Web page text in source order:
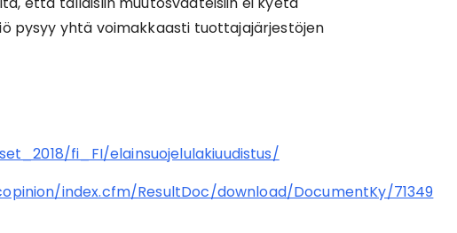
pysyy yhtä voimakkaasti tuottajajärjestöjen
fi_FI/elainsuojelulakiuudistus/
index.cfm/ResultDoc/download/DocumentKy/71349